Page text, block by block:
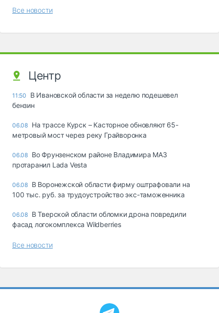
Все новости
Центр
11:50
В Ивановской области за неделю подешевел
бензин
06.08 На трассе Курск – Касторное обновляют 65-
метровый мост через реку Грайворонка
06.08 Во Фрунзенском районе Владимира МАЗ
протаранил Lada Vesta
06.08 В Воронежской области фирму оштрафовали на
100 тыс. руб. за трудоустройство экс-таможенника
06.08 В Тверской области обломки дрона повредили
фасад логокомплекса Wildberries
Все новости